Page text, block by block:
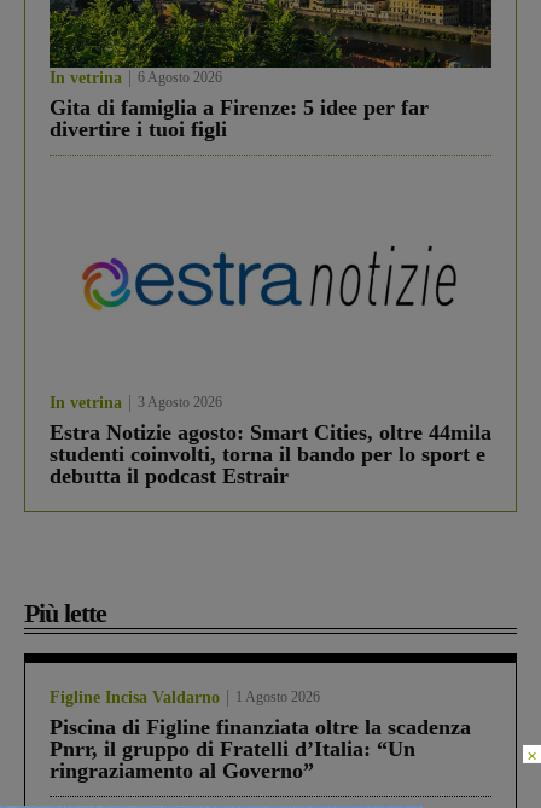
In vetrina 6 Agosto 2026
Gita di famiglia a Firenze: 5 idee per far
divertire i tuoi figli
In vetrina 3 Agosto 2026
Estra Notizie agosto: Smart Cities, oltre 44mila
studenti coinvolti, torna il bando per lo sport e
debutta il podcast Estrair
Più lette
Figline Incisa Valdarno 1 Agosto 2026
Piscina di Figline finanziata oltre la scadenza
Pnrr, il gruppo di Fratelli d’Italia: “Un
ringraziamento al Governo”
×